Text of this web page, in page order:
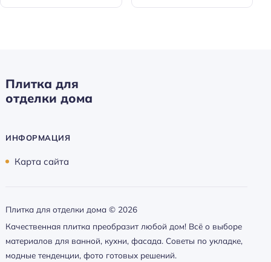
Плитка для
отделки дома
ИНФОРМАЦИЯ
Карта сайта
Плитка для отделки дома © 2026
Качественная плитка преобразит любой дом! Всё о выборе
материалов для ванной, кухни, фасада. Советы по укладке,
модные тенденции, фото готовых решений.